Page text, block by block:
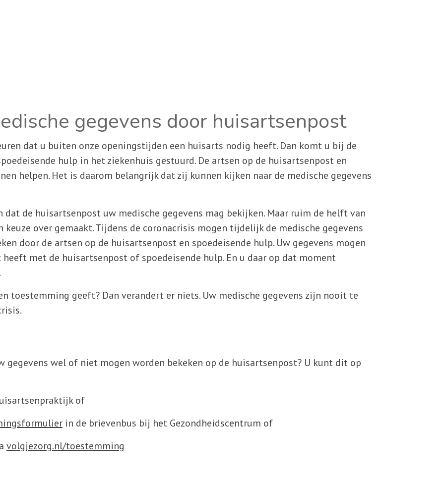
gegevens door huisartsenpost
dat u buiten onze openingstijden een huisarts nodig heeft. Dan komt u bij de
hulp in het ziekenhuis gestuurd. De artsen op de huisartsenpost en
helpen. Het is daarom belangrijk dat zij kunnen kijken naar de medische gegevens
de huisartsenpost uw medische gegevens mag bekijken. Maar ruim de helft van
keuze over gemaakt. Tijdens de coronacrisis mogen tijdelijk de medische gegevens
door de artsen op de huisartsenpost en spoedeisende hulp. Uw gegevens mogen
met de huisartsenpost of spoedeisende hulp. En u daar op dat moment
toestemming geeft? Dan verandert er niets. Uw medische gegevens zijn nooit te
gegevens wel of niet mogen worden bekeken op de huisartsenpost? U kunt dit op
of
in de brievenbus bij het Gezondheidscentrum of
volgjezorg.nl/toestemming